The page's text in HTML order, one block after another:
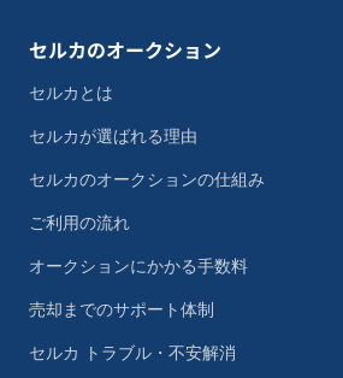
セルカのオークション
セルカとは
セルカが選ばれる理由
セルカのオークションの仕組み
ご利用の流れ
オークションにかかる手数料
売却までのサポート体制
セルカ トラブル・不安解消